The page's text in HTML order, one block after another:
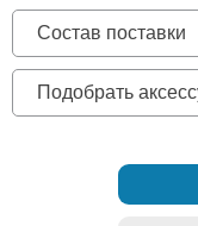
Состав поставки
Подобрать